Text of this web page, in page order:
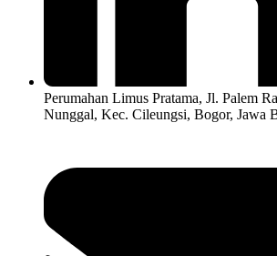
Perumahan Limus Pratama, Jl. Palem
Nunggal, Kec. Cileungsi, Bogor, Jawa